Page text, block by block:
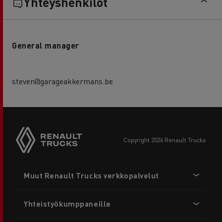
General manager
steven@garageakkermans.be
copyright 2026 Renault Trucks
menu
Muut Renault Trucks verkkopalvelut
Yhteistyökumppaneille